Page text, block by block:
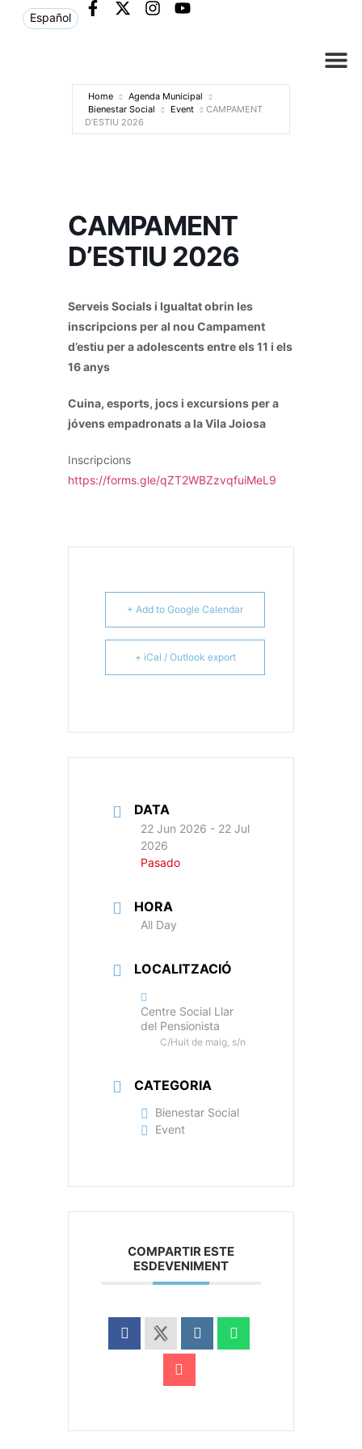
Español
Home
Agenda Municipal
Bienestar Social
Event
CAMPAMENT
D’ESTIU 2026
CAMPAMENT
D’ESTIU 2026
Serveis Socials i Igualtat obrin les
inscripcions per al nou Campament
d’estiu per a adolescents entre els 11 i els
16 anys
Cuina, esports, jocs i excursions per a
jóvens empadronats a la Vila Joiosa
Inscripcions
https://forms.gle/qZT2WBZzvqfuiMeL9
+ Add to Google Calendar
+ iCal / Outlook export
DATA
22 Jun 2026 - 22 Jul
2026
Pasado
HORA
All Day
LOCALITZACIÓ
Centre Social Llar
del Pensionista
C/Huit de maig, s/n
CATEGORIA
Bienestar Social
Event
COMPARTIR ESTE
ESDEVENIMENT